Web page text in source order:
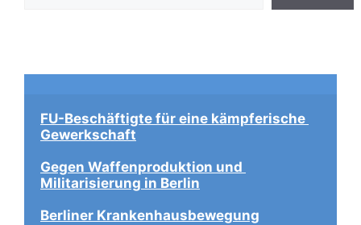
FU-Beschäftigte für eine kämpferische
Gewerkschaft
Gegen Waffenproduktion und
Militarisierung in Berlin
Berliner Krankenhausbewegung